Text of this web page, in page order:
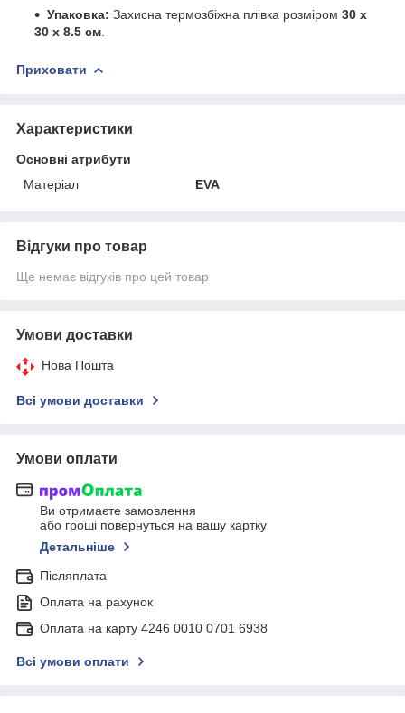
Упаковка: Захисна термозбіжна плівка розміром 30 х
30 х 8.5 см
Приховати
Характеристики
Основні атрибути
Матеріал
EVA
Відгуки про товар
Ще немає відгуків про цей товар
Умови доставки
Нова Пошта
Всі умови доставки
Умови оплати
Ви отримаєте замовлення
або гроші повернуться на вашу картку
Детальніше
Післяплата
Оплата на рахунок
Оплата на карту 4246 0010 0701 6938
Всі умови оплати